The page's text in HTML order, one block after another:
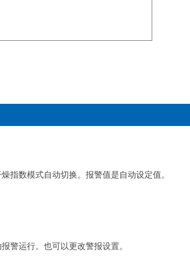
指数模式自动切换。 报警值是自动设定值。
警运行。 也可以更改警报设置。